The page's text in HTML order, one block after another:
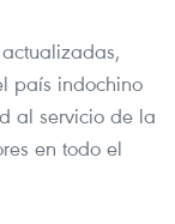
país indochino
al servicio de la
en todo el